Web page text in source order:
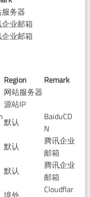
务器
业邮箱
业邮箱
Region
Remark
网站服务器
源站IP
默认
BaiduCD
N
默认
腾讯企业
邮箱
默认
腾讯企业
邮箱
Cloudflar